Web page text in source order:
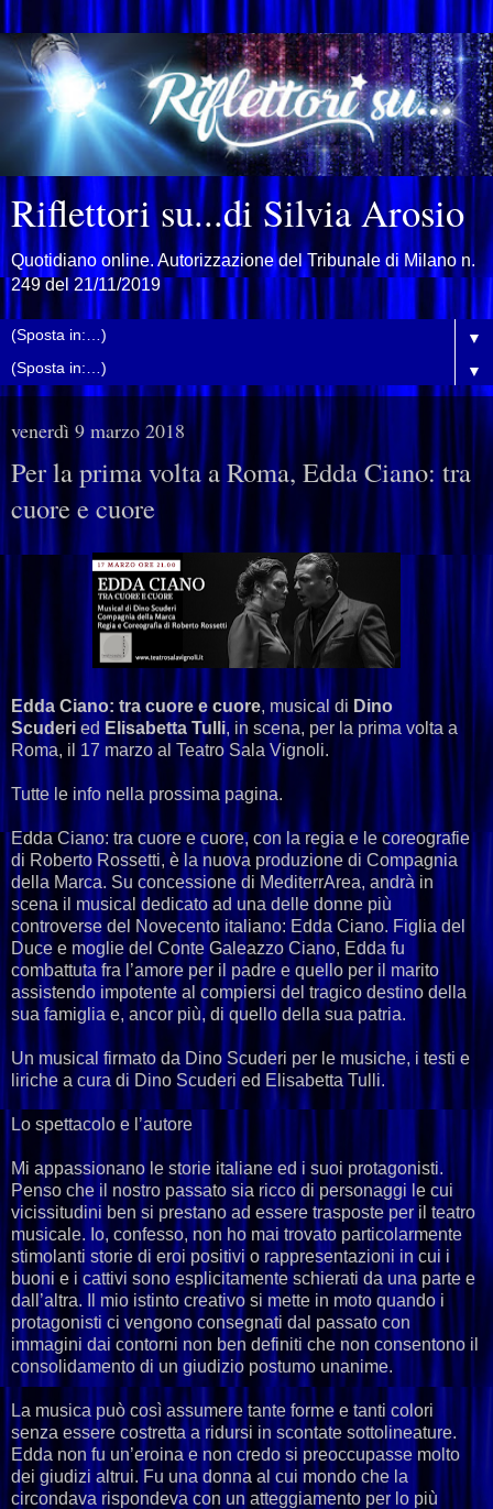
Riflettori su...di Silvia Arosio
Quotidiano online. Autorizzazione del Tribunale di Milano n.
249 del 21/11/2019
▼
▼
venerdì 9 marzo 2018
Per la prima volta a Roma, Edda Ciano: tra
cuore e cuore
Edda Ciano: tra cuore e cuore, musical di Dino
Scuderi ed Elisabetta Tulli, in scena, per la prima volta a
Roma, il 17 marzo al Teatro Sala Vignoli.
Tutte le info nella prossima pagina.
Edda Ciano: tra cuore e cuore, con la regia e le coreografie
di Roberto Rossetti, è la nuova produzione di Compagnia
della Marca. Su concessione di MediterrArea, andrà in
scena il musical dedicato ad una delle donne più
controverse del Novecento italiano: Edda Ciano. Figlia del
Duce e moglie del Conte Galeazzo Ciano, Edda fu
combattuta fra l’amore per il padre e quello per il marito
assistendo impotente al compiersi del tragico destino della
sua famiglia e, ancor più, di quello della sua patria.
Un musical firmato da Dino Scuderi per le musiche, i testi e
liriche a cura di Dino Scuderi ed Elisabetta Tulli.
Lo spettacolo e l’autore
Mi appassionano le storie italiane ed i suoi protagonisti.
Penso che il nostro passato sia ricco di personaggi le cui
vicissitudini ben si prestano ad essere trasposte per il teatro
musicale. Io, confesso, non ho mai trovato particolarmente
stimolanti storie di eroi positivi o rappresentazioni in cui i
buoni e i cattivi sono esplicitamente schierati da una parte e
dall’altra. Il mio istinto creativo si mette in moto quando i
protagonisti ci vengono consegnati dal passato con
immagini dai contorni non ben definiti che non consentono il
consolidamento di un giudizio postumo unanime.
La musica può così assumere tante forme e tanti colori
senza essere costretta a ridursi in scontate sottolineature.
Edda non fu un’eroina e non credo si preoccupasse molto
dei giudizi altrui. Fu una donna al cui mondo che la
circondava rispondeva con un atteggiamento per lo più